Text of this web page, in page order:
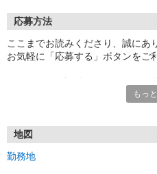
応募方法
ここまでお読みくださり、誠にあ
お気軽に「応募する」ボタンをご
お電話の際は「イーアイデムを見
もっ
地図
勤務地